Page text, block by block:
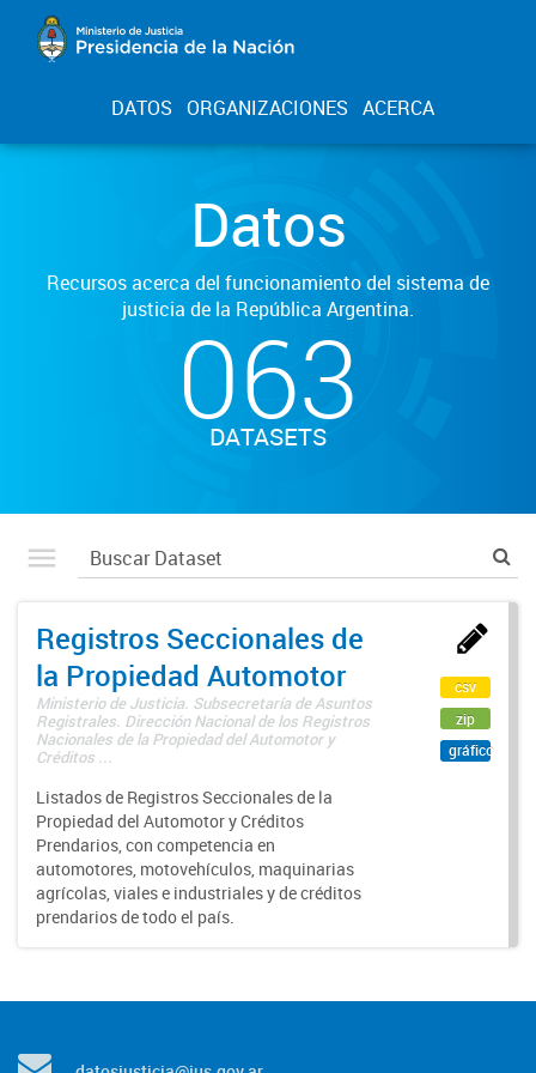
DATOS ORGANIZACIONES ACERCA
Datos
Recursos acerca del funcionamiento del sistema de
justicia de la República Argentina.
063
DATASETS
Registros Seccionales de
la Propiedad Automotor
Ministerio de Justicia. Subsecretaría de Asuntos
Registrales. Dirección Nacional de los Registros
Nacionales de la Propiedad del Automotor y
Créditos ...
Listados de Registros Seccionales de la
Propiedad del Automotor y Créditos
Prendarios, con competencia en
automotores, motovehículos, maquinarias
agrícolas, viales e industriales y de créditos
prendarios de todo el país.
csv
zip
gráfico